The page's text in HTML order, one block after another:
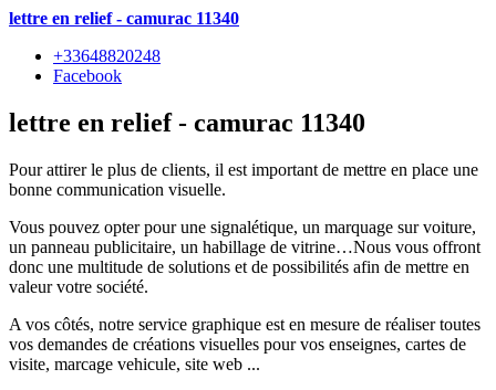
lettre en relief - camurac 11340
+33648820248
Facebook
lettre en relief - camurac 11340
Pour attirer le plus de clients, il est important de mettre en place une
bonne communication visuelle.
Vous pouvez opter pour une signalétique, un marquage sur voiture,
un panneau publicitaire, un habillage de vitrine…Nous vous offront
donc une multitude de solutions et de possibilités afin de mettre en
valeur votre société.
A vos côtés, notre service graphique est en mesure de réaliser toutes
vos demandes de créations visuelles pour vos enseignes, cartes de
visite, marcage vehicule, site web ...